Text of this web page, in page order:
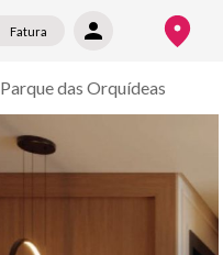
Fatura
Parque das Orquídeas